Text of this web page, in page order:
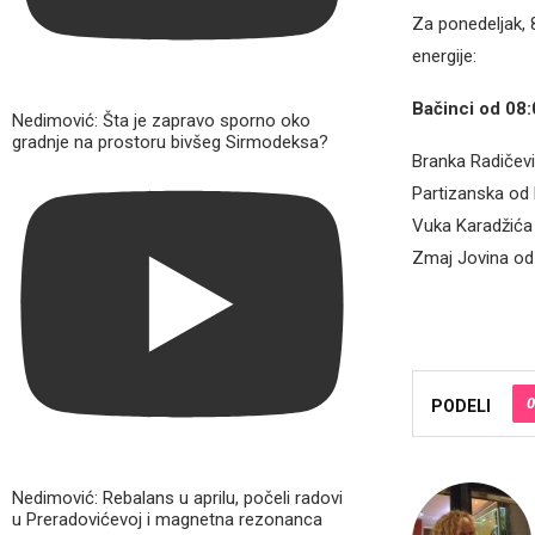
Za ponedeljak,
energije:
Bačinci od
Branka
Partizanska od
Vuka
Zmaj Jovina
PODELI 0
Nedimović: Šta je zapravo sporno oko
gradnje na prostoru bivšeg Sirmodeksa?
Nedimović: Rebalans u aprilu, počeli radovi
u Preradovićevoj i magnetna rezonanca